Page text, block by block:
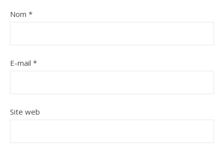
Nom *
E-mail *
Site web